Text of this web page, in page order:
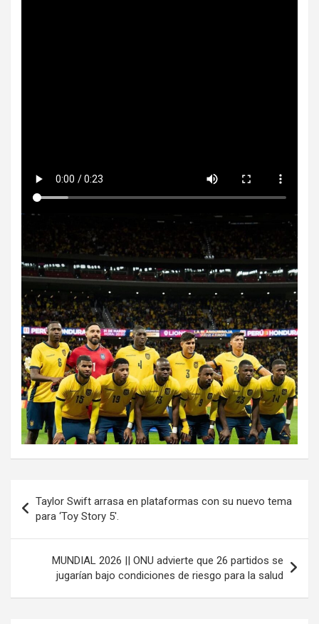
de
entradas
Taylor Swift arrasa en plataformas con su nuevo tema
para ‘Toy Story 5′.
MUNDIAL 2026 || ONU advierte que 26 partidos se
jugarían bajo condiciones de riesgo para la salud